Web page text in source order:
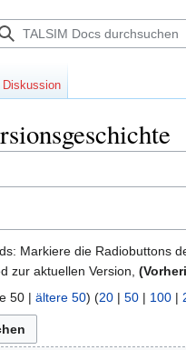
Diskussion
Markiere die Radiobuttons
zur aktuellen Version,
50 | ältere 50) (20 | 50 | 100 |